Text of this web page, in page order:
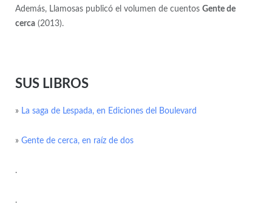
Además, Llamosas publicó el volumen de cuentos Gente de
cerca(2013).
SUS LIBROS
» La saga de Lespada, en Ediciones del Boulevard
» Gente de cerca, en raíz de dos
.
.